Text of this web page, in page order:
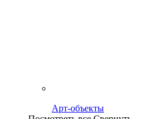
Арт-объекты